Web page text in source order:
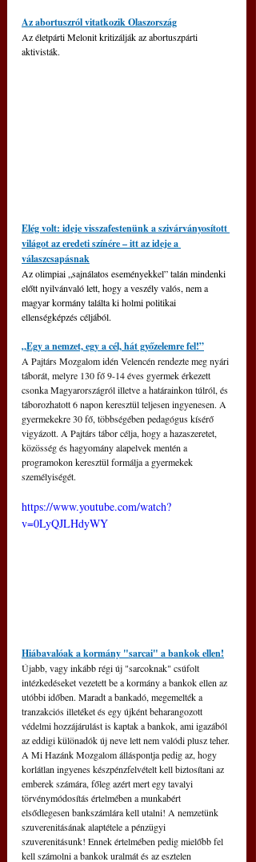
Az abortuszról vitatkozik Olaszország
Az életpárti Melonit kritizálják az abortuszpárti
aktivisták.
Elég volt: ideje visszafestenünk a szivárványosított
világot az eredeti színére – itt az ideje a
válaszcsapásnak
Az olimpiai „sajnálatos eseményekkel” talán mindenki
előtt nyilvánvaló lett, hogy a veszély valós, nem a
magyar kormány találta ki holmi politikai
ellenségképzés céljából.
„Egy a nemzet, egy a cél, hát győzelemre fel!”
A Pajtárs Mozgalom idén Velencén rendezte meg nyári
táborát, melyre 130 fő 9-14 éves gyermek érkezett
csonka Magyarországról illetve a határainkon túlról, és
táborozhatott 6 napon keresztül teljesen ingyenesen. A
gyermekekre 30 fő, többségében pedagógus kísérő
vigyázott. A Pajtárs tábor célja, hogy a hazaszeretet,
közösség és hagyomány alapelvek mentén a
programokon keresztül formálja a gyermekek
személyiségét.
https://www.youtube.com/watch?
v=0LyQJLHdyWY
Hiábavalóak a kormány "sarcai" a bankok ellen!
Újabb, vagy inkább régi új "sarcoknak" csúfolt
intézkedéseket vezetett be a kormány a bankok ellen az
utóbbi időben. Maradt a bankadó, megemelték a
tranzakciós illetéket és egy újként beharangozott
védelmi hozzájárulást is kaptak a bankok, ami igazából
az eddigi különadók új neve lett nem valódi plusz teher.
A Mi Hazánk Mozgalom álláspontja pedig az, hogy
korlátlan ingyenes készpénzfelvételt kell biztosítani az
emberek számára, főleg azért mert egy tavalyi
törvénymódosítás értelmében a munkabért
elsődlegesen bankszámlára kell utalni! A nemzetünk
szuverenitásának alaptétele a pénzügyi
szuverenitásunk! Ennek értelmében pedig mielőbb fel
kell számolni a bankok uralmát és az esztelen